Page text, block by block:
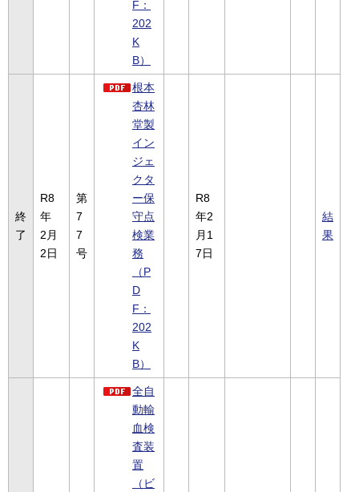
F：
202
K
B）
終
了
R8
年
2月
2日
第
7
7
号
根本
杏林
堂製
イン
ジェ
クタ
ー保
守点
検業
務
（P
D
F：
202
K
B）
R8
年2
月1
7日
結
果
全自
動輸
血検
査装
置
（ビ